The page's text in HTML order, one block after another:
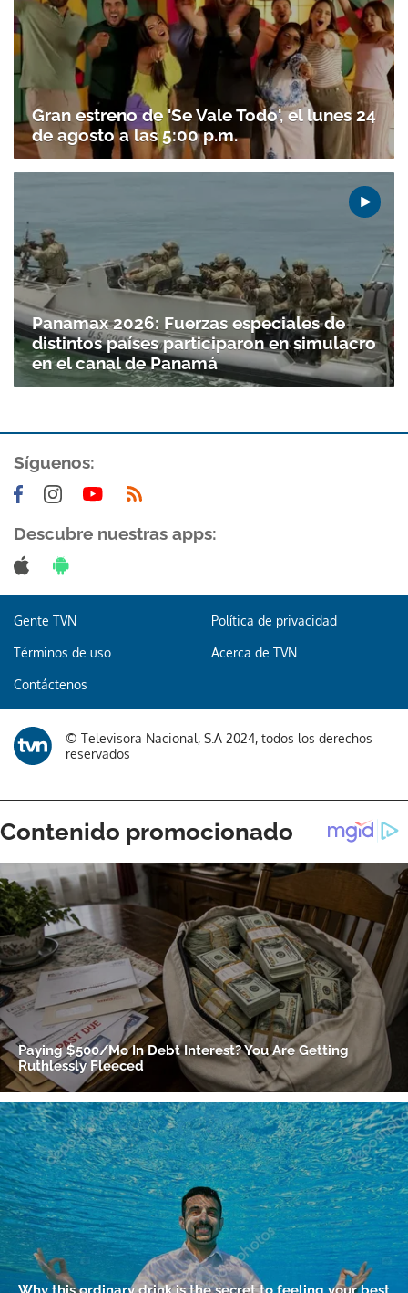
ACEPTAR
Gran estreno de 'Se Vale Todo', el lunes 24
de agosto a las 5:00 p.m.
Panamax 2026: Fuerzas especiales de
distintos países participaron en simulacro
en el canal de Panamá
Síguenos:
Descubre nuestras apps:
Gente TVN Política de privacidad
Términos de uso Acerca de TVN
Contáctenos
© Televisora Nacional, S.A 2024, todos los derechos
reservados